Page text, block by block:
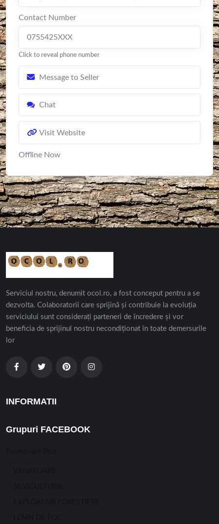
Contact Number
0755425XXX
Click to reveal phone number
Message to Seller
Chat
Visit Website
Offline Now
Serviciul nostru, denumit ocol.ro, a fost conceput pentru a se
dezvolta. Colaboratorii care sprijină și contribuie la evoluția
serviciului sunt considerați parteneri de încredere și vor
beneficia de sprijinul nostru necondiționat în toate demersurile
lor
INFORMATII
Grupuri FACEBOOK